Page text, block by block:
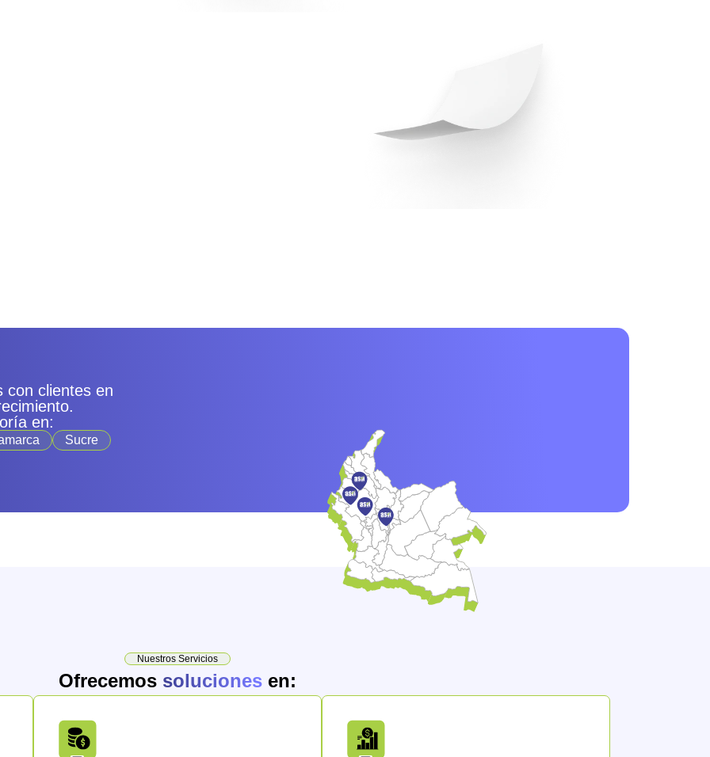
con clientes en
en:
Sucre
Nuestros Servicios
Ofrecemos soluciones en: